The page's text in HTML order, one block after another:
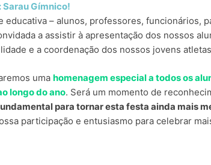
Gímnico!
educativa – alunos, professores, funcionários,
a assistir à apresentação dos nossos
e a coordenação dos nossos jovens
uma homenagem especial a todos os
longo do ano. Será um momento de
para tornar esta festa ainda mais
participação e entusiasmo para celebrar